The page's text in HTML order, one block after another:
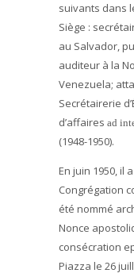
suivants dans
Siège :
au Salvador,
auditeur à la
Venezuela;
Secrétairerie
d’affaires ad
(1948-1950).
En juin 1950, il
Congrégation
été nommé
Nonce
consécration
Piazza le 26